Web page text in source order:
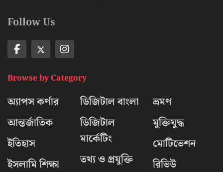
Follow Us
Browse by Category
অ্যাপস কর্ণার
আন্তর্জাতিক
ইতিহাস
ইসলামি শিক্ষা
ডিজিটাল বাংলা
ডিজিটাল
মার্কেটিং
তথ্য ও প্রযুক্তি
ভ্রমণ
মুক্তিযুদ্ধ
মোটিভেশন
রিভিউ